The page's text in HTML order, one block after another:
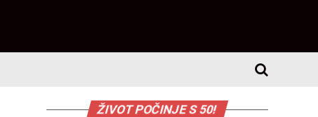
ŽIVOT POČINJE S 50!